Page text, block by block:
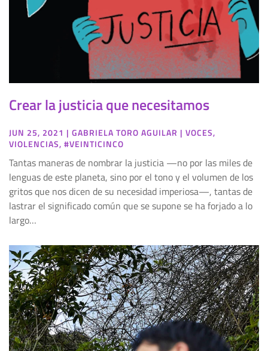
Crear la justicia que necesitamos
JUN 25, 2021 | GABRIELA TORO AGUILAR | VOCES,
VIOLENCIAS, #VEINTICINCO
Tantas maneras de nombrar la justicia —no por las miles de
lenguas de este planeta, sino por el tono y el volumen de los
gritos que nos dicen de su necesidad imperiosa—, tantas de
lastrar el significado común que se supone se ha forjado a lo
largo…